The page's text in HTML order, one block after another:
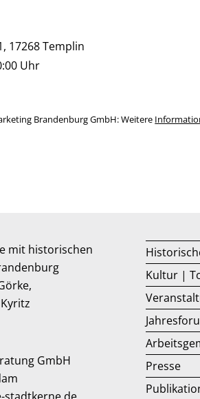
17268 Templin
Uhr
Brandenburg GmbH: Weitere
mit historischen
GmbH
Kultur |
Presse